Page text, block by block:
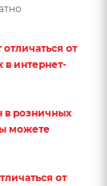
от
интернет-
в розничных
можете
от